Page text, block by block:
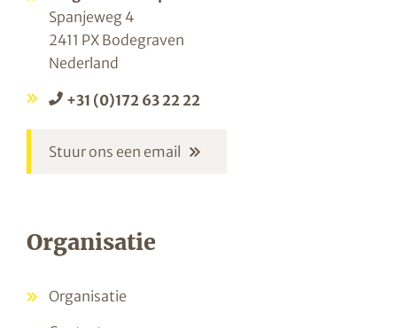
Spanjeweg 4
2411 PX Bodegraven
Nederland
+31 (0)172 63 22 22
Stuur ons een email
Organisatie
Organisatie